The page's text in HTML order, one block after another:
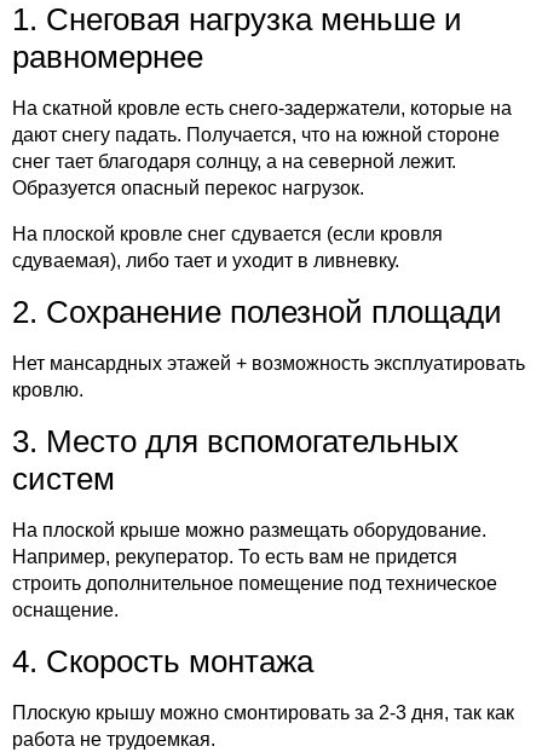
1. Снеговая нагрузка меньше и
равномернее
На скатной кровле есть снего-задержатели, которые на
дают снегу падать. Получается, что на южной стороне
снег тает благодаря солнцу, а на северной лежит.
Образуется опасный перекос нагрузок.
На плоской кровле снег сдувается (если кровля
сдуваемая), либо тает и уходит в ливневку.
2. Сохранение полезной площади
Нет мансардных этажей + возможность эксплуатировать
кровлю.
3. Место для вспомогательных
систем
На плоской крыше можно размещать оборудование.
Например, рекуператор. То есть вам не придется
строить дополнительное помещение под техническое
оснащение.
4. Скорость монтажа
Плоскую крышу можно смонтировать за 2-3 дня, так как
работа не трудоемкая.